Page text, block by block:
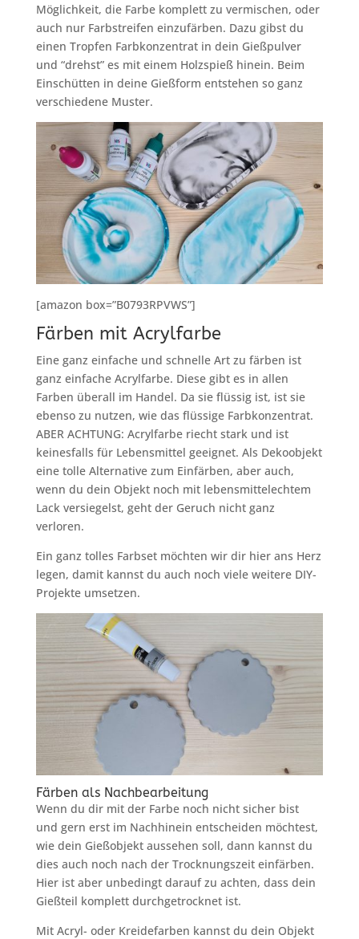
Möglichkeit, die Farbe komplett zu vermischen, oder
auch nur Farbstreifen einzufärben. Dazu gibst du
einen Tropfen Farbkonzentrat in dein Gießpulver
und “drehst” es mit einem Holzspieß hinein. Beim
Einschütten in deine Gießform entstehen so ganz
verschiedene Muster.
[amazon box=”B0793RPVWS”]
Färben mit Acrylfarbe
Eine ganz einfache und schnelle Art zu färben ist
ganz einfache Acrylfarbe. Diese gibt es in allen
Farben überall im Handel. Da sie flüssig ist, ist sie
ebenso zu nutzen, wie das flüssige Farbkonzentrat.
ABER ACHTUNG: Acrylfarbe riecht stark und ist
keinesfalls für Lebensmittel geeignet. Als Dekoobjekt
eine tolle Alternative zum Einfärben, aber auch,
wenn du dein Objekt noch mit lebensmittelechtem
Lack versiegelst, geht der Geruch nicht ganz
verloren.
Ein ganz tolles Farbset möchten wir dir hier ans Herz
legen, damit kannst du auch noch viele weitere DIY-
Projekte umsetzen.
Färben als Nachbearbeitung
Wenn du dir mit der Farbe noch nicht sicher bist
und gern erst im Nachhinein entscheiden möchtest,
wie dein Gießobjekt aussehen soll, dann kannst du
dies auch noch nach der Trocknungszeit einfärben.
Hier ist aber unbedingt darauf zu achten, dass dein
Gießteil komplett durchgetrocknet ist.
Mit Acryl- oder Kreidefarben kannst du dein Objekt